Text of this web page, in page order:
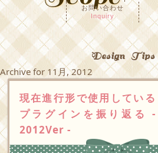
お問い合わせ
Inquiry
Design Tips
Archive for 11月, 2012
現在進行形で使用している
プラグインを振り返る -
2012Ver -